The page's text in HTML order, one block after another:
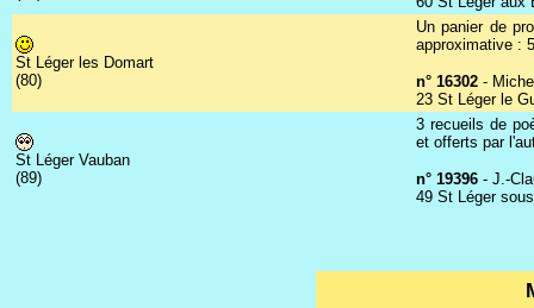
St Léger les Domart
(80)
Un panier de
approximative :
n° 16302 -
23 St Léger le
St Léger Vauban
(89)
3 recueils de
et offerts par
n° 19396 - J.-
49 St Léger